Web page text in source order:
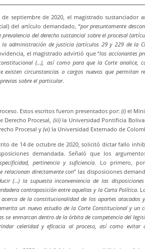
septiembre de 2020, el magistrado sustanciador
del artículo demandado, “por presuntamente
del derecho sustancial sobre el procesal
administración de justicia (artículos 29 y 229 de la
el magistrado advirtió que “los accionantes
(…), así como para que la Corte analice,
circunstancias o cargos nuevos que permitan
sobre el particular.
Estos escritos fueron presentados por: (i)el
Procesal, (iii)la Universidad Pontificia
Procesal y (vi) la Universidad Externado de
de 14 de octubre de 2020, solicitó dictar fallo
demandada. Señaló que los
pertinencia y suficiencia. Lo primero,
relacionan directamente con” las disposiciones
(…) la supuesta inconveniencia de las
contraposición entre aquellas y la Carta Política.
de la constitucionalidad de los apartes atacados
un nuevo estudio de la Corte Constitucional y un
se enmarcan dentro de la órbita de competencia del
celeridad y eficacia al proceso, así como evitar